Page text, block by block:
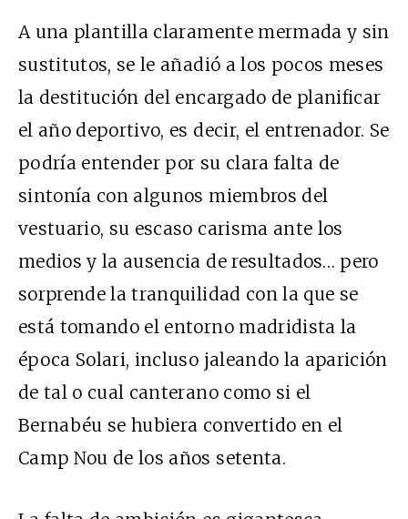
A una plantilla claramente mermada y sin
sustitutos, se le añadió a los pocos meses
la destitución del encargado de planificar
el año deportivo, es decir, el entrenador. Se
podría entender por su clara falta de
sintonía con algunos miembros del
vestuario, su escaso carisma ante los
medios y la ausencia de resultados… pero
sorprende la tranquilidad con la que se
está tomando el entorno madridista la
época Solari, incluso jaleando la aparición
de tal o cual canterano como si el
Bernabéu se hubiera convertido en el
Camp Nou de los años setenta.